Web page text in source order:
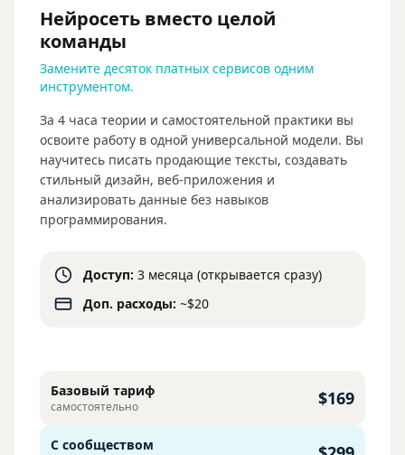
Нейросеть вместо целой
команды
Замените десяток платных сервисов одним
инструментом.
За 4 часа теории и самостоятельной практики вы
освоите работу в одной универсальной модели. Вы
научитесь писать продающие тексты, создавать
стильный дизайн, веб-приложения и
анализировать данные без навыков
программирования.
Доступ: 3 месяца (открывается сразу)
Доп. расходы: ~$20
Базовый тариф
самостоятельно $169
С сообществом